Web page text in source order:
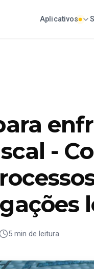
Aplicativos
-
5 min de leitura